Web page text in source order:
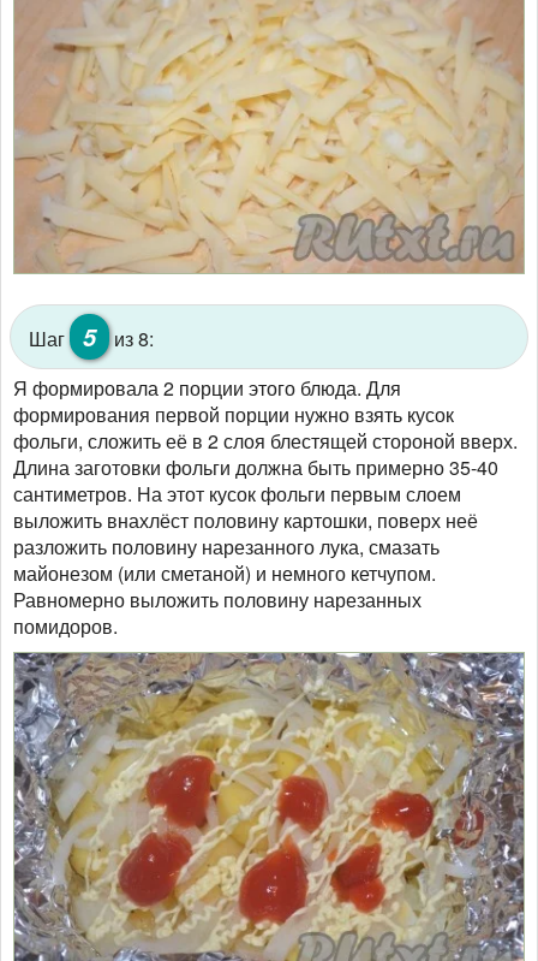
Шаг 5
из 8:
Я формировала 2 порции этого блюда. Для
формирования первой порции нужно взять кусок
фольги, сложить её в 2 слоя блестящей стороной вверх.
Длина заготовки фольги должна быть примерно 35-40
сантиметров. На этот кусок фольги первым слоем
выложить внахлёст половину картошки, поверх неё
разложить половину нарезанного лука, смазать
майонезом (или сметаной) и немного кетчупом.
Равномерно выложить половину нарезанных
помидоров.